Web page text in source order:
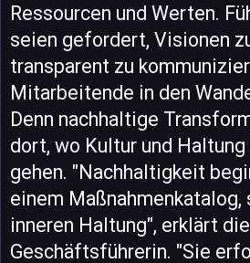
Ressourcen und Werten.
seien gefordert, Visionen
transparent zu
Mitarbeitende in den
Denn nachhaltige
dort, wo Kultur und Haltung
gehen. "Nachhaltigkeit
einem
inneren Haltung", erklärt die
Geschäftsführerin. "Sie